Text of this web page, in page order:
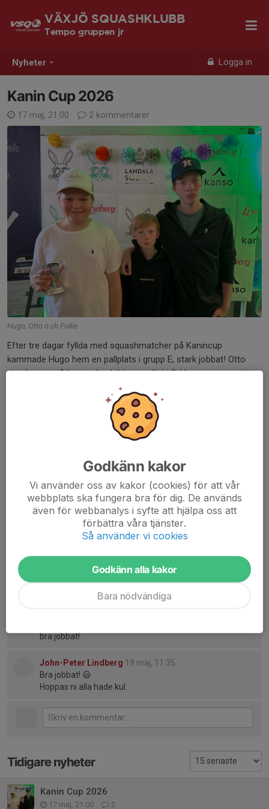
Nyheter Logga in
VÄXJÖ SQUASHKLUBB
Tempo gruppen jr
Kanin Cup 2026
17 maj, 21:00 2 kommentarer
Hugo, Otto o ch Folke
Efter tre dagar fyllda med squashmatcher på Kanincup
kammade Hugo hem en pallplats i grupp E, stark jobbat! Otto
visade prov på bra spel och kämparglöd i C-klassen men mötte
på lite för tufft motstånd. Folke kämpade friskt i B-klassen och
lyckades avsluta med en vinst efter en snöplig förlust i det
avgörande femte gamet i den näst sista matchen trots
matchbollar. Totalt närvarade 87 ungdomar ifrån Sundsvall i norr
till Malmö i söder. Ett stort antal spelare övernattade på
klubbgränserna. Något som också höjde stämningen var
besöket på Liseberg under lördagen.
/Christoffer
bra jobbat!
John-Peter Lindberg 19 maj, 11:35
Bra jobbat! 😃
Hoppas ni alla hade kul.
Tidigare nyheter
Kanin Cup 2026
17 maj, 21:00 2
Godkänn kakor
Vi använder oss av kakor (cookies) för att vår
webbplats ska fungera bra för dig. De används
även för webbanalys i syfte att hjälpa oss att
förbättra våra tjänster.
Så använder vi cookies
Godkänn alla kakor
Bara nödvändiga